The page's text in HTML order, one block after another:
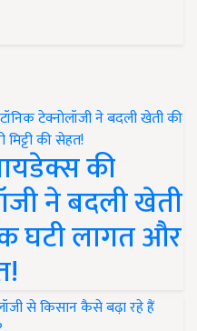
की
ने बदली खेती
घटी लागत और